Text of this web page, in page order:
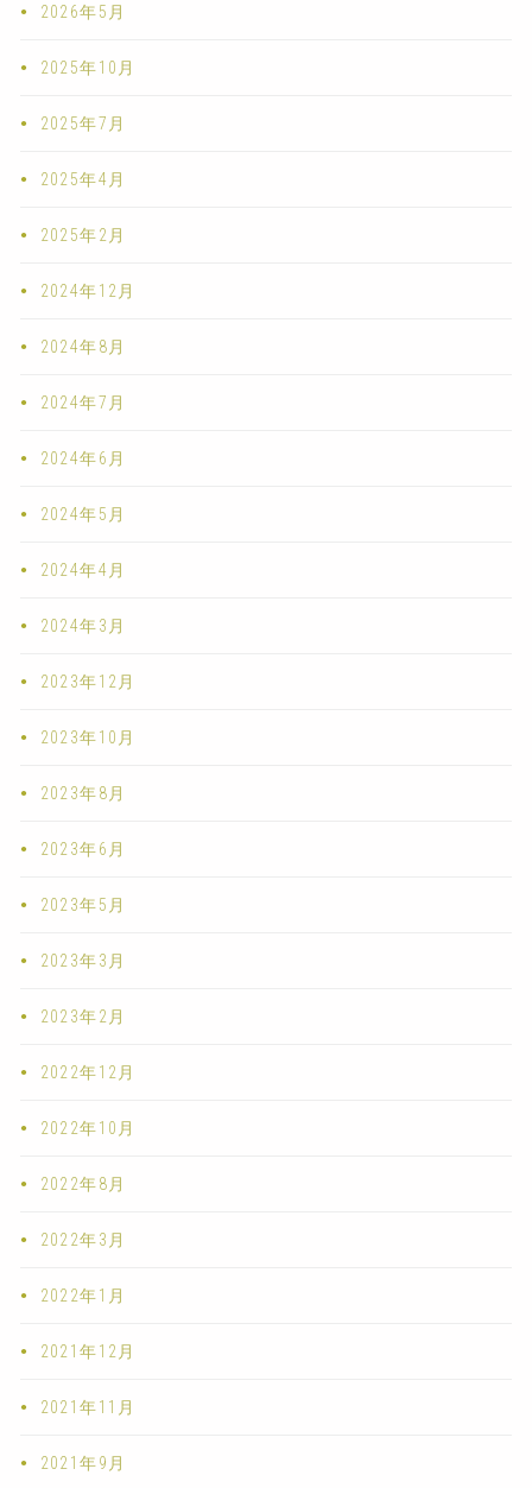
2026年5月
2025年10月
2025年7月
2025年4月
2025年2月
2024年12月
2024年8月
2024年7月
2024年6月
2024年5月
2024年4月
2024年3月
2023年12月
2023年10月
2023年8月
2023年6月
2023年5月
2023年3月
2023年2月
2022年12月
2022年10月
2022年8月
2022年3月
2022年1月
2021年12月
2021年11月
2021年9月